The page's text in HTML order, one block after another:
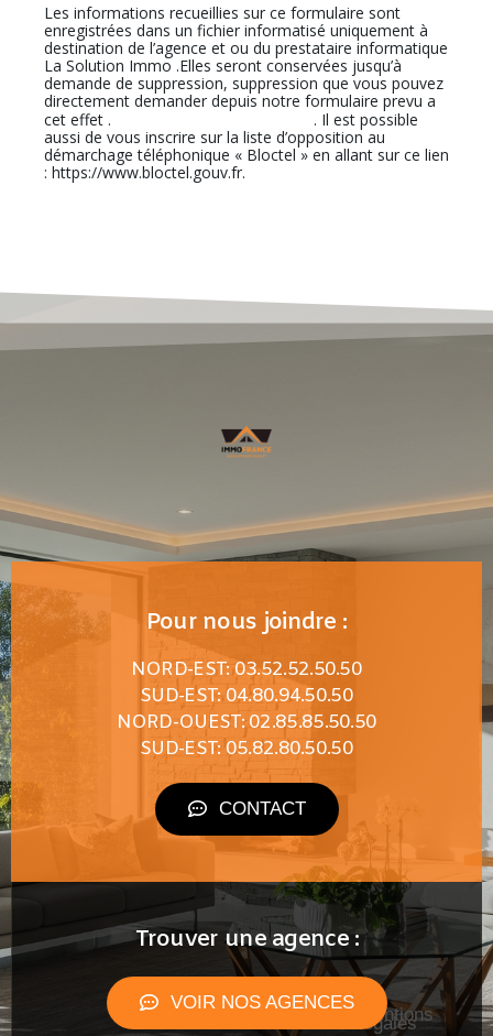
Les informations recueillies sur ce formulaire sont
enregistrées dans un fichier informatisé uniquement à
destination de l’agence et ou du prestataire informatique
La Solution Immo .Elles seront conservées jusqu’à
demande de suppression, suppression que vous pouvez
directement demander depuis notre formulaire prevu a
cet effet .
En cliquant sur ce lien
. Il est possible
aussi de vous inscrire sur la liste d’opposition au
démarchage téléphonique « Bloctel » en allant sur ce lien
: https://www.bloctel.gouv.fr.
Pour nous joindre :
NORD-EST: 03.52.52.50.50
SUD-EST: 04.80.94.50.50
NORD-OUEST: 02.85.85.50.50
SUD-EST: 05.82.80.50.50
CONTACT
Trouver une agence :
VOIR NOS AGENCES
Mentions
légales